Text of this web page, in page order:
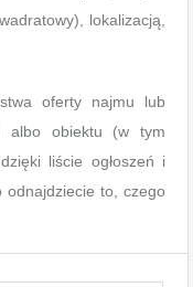
lokalizacją,
oferty najmu lub
albo obiektu (w tym
liście ogłoszeń i
odnajdziecie to, czego